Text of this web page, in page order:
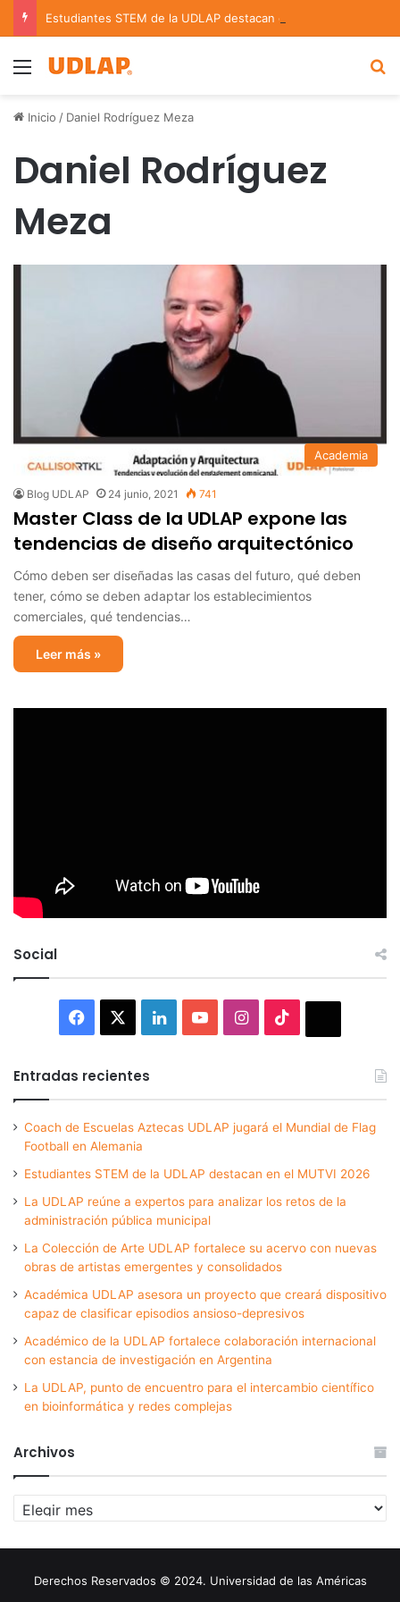
Menu
Inicio / Daniel Rodríguez Meza
Daniel Rodríguez
Meza
Academia
Blog UDLAP 24 junio, 2021 741
Master Class de la UDLAP expone las
tendencias de diseño arquitectónico
Cómo deben ser diseñadas las casas del futuro, qué deben
tener, cómo se deben adaptar los establecimientos
comerciales, qué tendencias…
Leer más »
Social
Facebook LinkedInYouTubeInstagram
Entradas recientes
Coach de Escuelas Aztecas UDLAP jugará el Mundial de Flag
Football en Alemania
Estudiantes STEM de la UDLAP destacan en el MUTVI 2026
La UDLAP reúne a expertos para analizar los retos de la
administración pública municipal
La Colección de Arte UDLAP fortalece su acervo con nuevas
obras de artistas emergentes y consolidados
Académica UDLAP asesora un proyecto que creará dispositivo
capaz de clasificar episodios ansioso-depresivos
Académico de la UDLAP fortalece colaboración internacional
con estancia de investigación en Argentina
La UDLAP, punto de encuentro para el intercambio científico
en bioinformática y redes complejas
Archivos
Archivos
Derechos Reservados © 2024. Universidad de las Américas